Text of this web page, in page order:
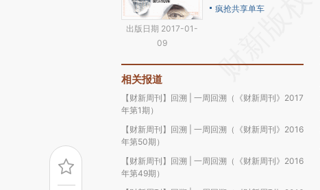
出版日期 2017-01-
09
疯抢共享单车
相关报道
【财新周刊】回溯 | 一周回溯（《财新周刊》2017
年第1期）
【财新周刊】回溯 | 一周回溯（《财新周刊》2016
年第50期）
【财新周刊】回溯 | 一周回溯（《财新周刊》2016
年第49期）